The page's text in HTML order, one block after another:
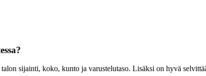
sijainti, koko, kunto ja varustelutaso. Lisäksi on hyvä